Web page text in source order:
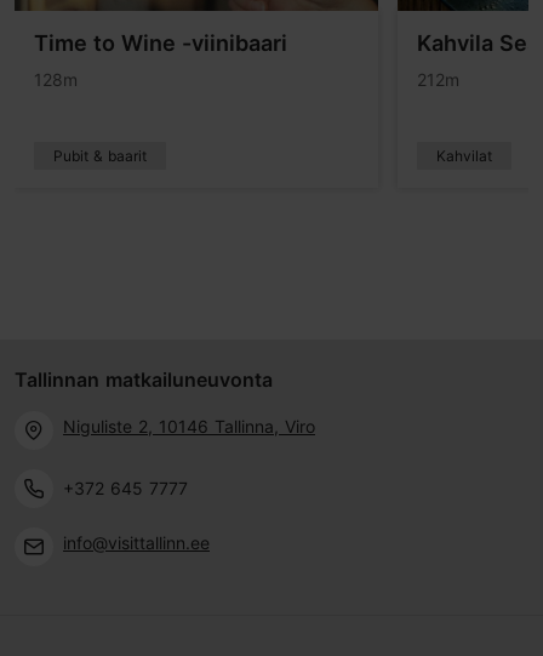
Time to Wine -viinibaari
128m
Pubit & baarit
Kahvila
212m
Kahvilat
Tallinnan matkailuneuvonta
Niguliste 2, 10146 Tallinna, Viro
+372 645 7777
info@visittallinn.ee